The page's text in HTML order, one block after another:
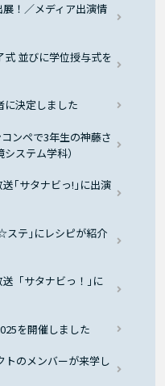
展！／メディア出演情
並びに学位授与式を
に決定しました
ンペで3年生の神藤さ
ステム学科）
送｢サタナビっ!｣に出演
ステ｣にレシピが紹介
送「サタナビっ！｣に
を開催しました
トのメンバーが来学し